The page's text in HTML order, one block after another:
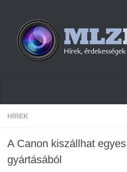
Hírek
Cikkek
Szoftver
HÍREK
A Canon kiszállhat
gyártásából